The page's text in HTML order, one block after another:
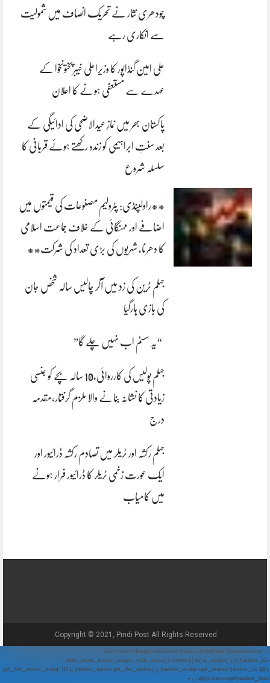
چودھری نثار نے تحریک انصاف میں شمولیت
سے انکاری رہے
علی امین گنڈاپور کا وزیراعلیٰ خیبرپختونخوا کے
عہدے سے مستعفی ہونے کا اعلان
پاکستان بھر میں نمازِ عیدالاضحی کی ادائیگی کے
بعد سنتِ ابراہیمی کو زندہ رکھتے ہوئے قربانی کا
سلسلہ شروع
**راولپنڈی: پٹرولیم مصنوعات کی قیمتوں میں
اضافے اور مہنگائی کے خلاف جماعت اسلامی
کا دھرنا، شہریوں کی بڑی تعداد کی شرکت**
جہلم ٹرین کی زد میں آکر چالیس سالہ شخص جان
کی بازی ہارگیا
“یہ سسٹم اب نہیں چلے گا”
جہلم پولیس کی کارروائی،10 سالہ بچے کو جنسی
زیادتی کا نشانہ بنانے والا ملزم گرفتار،مقدمہ
درج
جہلم رکشہ اور ٹریلر میں تصادم رکشہ ڈرائیور اور
ایک عورت زخمی ٹریلر کا ڈرائیور فرار ہونے
میں کامیاب
Copyright © 2021, Pindi Post All Rights Reserved.
// Show Author Image with Author Name in UrduPaper Theme function
urdu_paper_author_image_with_name($content) { if (is_single()) { $author_id =
get_the_author_meta('ID'); $author_name = get_the_author(); $author_avatar = get_avatar($author_id, 48);
// 48px size image $author_html = '